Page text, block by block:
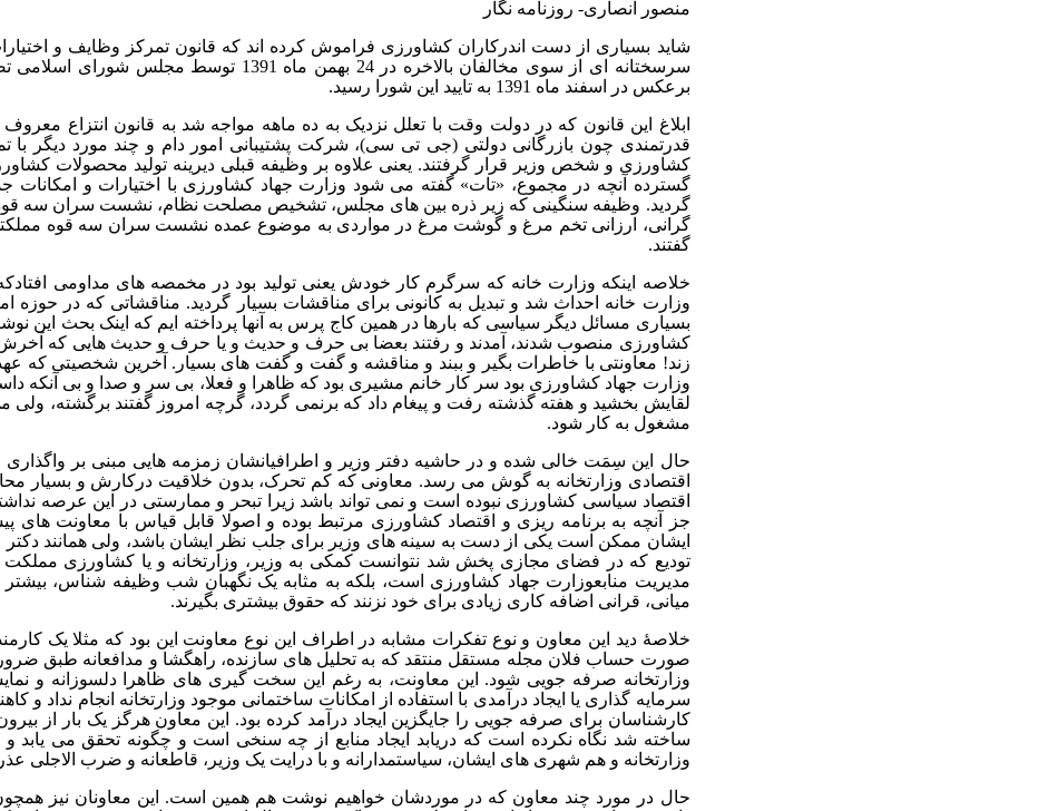
منصور انصاری- روزنامه نگار
شاید بسیاری از دست اندرکاران کشاورزی فراموش کرده اند که قانون تمرکز وظایف و
سرسختانه ای از سوی مخالفان بالاخره در 24
برعکس در اسفند ماه 1391 به تایید این شورا رسید.
ابلاغ این قانون که در دولت وقت با تعلل نزدیک به ده ماهه مواجه شد به قانون
قدرتمندی چون بازرگانی دولتی (جی تی سی)، شرکت پشتیبانی امور دام و چند مورد دیگر با
گسترده آنچه در مجموع، «تات» گفته می شود وزارت جهاد کشاورزی با اختیارات و
گردید. وظیفه سنگینی که زیر ذره بین های مجلس، تشخیص مصلحت نظام، نشست سران سه قوه
گرانی، ارزانی تخم مرغ و گوشت مرغ در مواردی به موضوع عمده نشست سران سه قوه
گفتند.
خلاصه اینکه وزارت خانه که سرگرم کار خودش یعنی تولید بود در مخمصه های مداومی
وزارت خانه احداث شد و تبدیل به کانونی برای مناقشات بسیار گردید. مناقشاتی که در حوزه
بسیاری مسائل دیگر سیاسی که بارها در همین کاج پرس به آنها پرداخته ایم که اینک بحث این
کشاورزی منصوب شدند، آمدند و رفتند بعضا بی حرف و حدیث و یا حرف و حدیث هایی که
زند! معاونتی با خاطرات بگیر و ببند و مناقشه و گفت و گفت های بسیار. آخرین شخصیتی که
وزارت جهاد کشاورزی بود سر کار خانم مشیری بود که ظاهرا و فعلا، بی سر و صدا و بی آنکه
لقایش بخشید و هفته گذشته رفت و پیغام داد که برنمی گردد، گرچه امروز گفتند برگشته، ولی
مشغول به کار شود.
حال این سِمَت خالی شده و در حاشیه دفتر وزیر و اطرافیانشان زمزمه هایی مبنی بر
اقتصادی وزارتخانه به گوش می رسد. معاونی که کم تحرک، بدون خلاقیت درکارش و بسیار
اقتصاد سیاسی کشاورزی نبوده است و نمی تواند باشد زیرا تبحر و ممارستی در این عرصه
جز آنچه به برنامه ریزی و اقتصاد کشاورزی مرتبط بوده و اصولا قابل قیاس با معاونت
ایشان ممکن است یکی از دست به سینه های وزیر برای جلب نظر ایشان باشد، ولی همانند
تودیع که در فضای مجازی پخش شد نتوانست کمکی به وزیر، وزارتخانه و یا کشاورزی مملکت
مدیریت منابعوزارت جهاد کشاورزی است، بلکه به مثابه یک نگهبان شب وظیفه شناس،
میانی، قرانی اضافه کاری زیادی برای خود نزنند که حقوق بیشتری بگیرند.
خلاصۀ دید این معاون و نوع تفکرات مشابه در اطراف این نوع معاونت این بود که مثلا یک
صورت حساب فلان مجله مستقل منتقد که به تحلیل های سازنده، راهگشا و مدافعانه طبق
وزارتخانه صرفه جویی شود. این معاونت، به رغم این سخت گیری های ظاهرا دلسوزانه
سرمایه گذاری یا ایجاد درآمدی با استفاده از امکانات ساختمانی موجود وزارتخانه انجام نداد
ساخته شد نگاه نکرده است که دریابد ایجاد منابع از چه سنخی است و چگونه تحقق می یابد
وزارتخانه و هم شهری های ایشان، سیاستمدارانه و با درایت یک وزیر، قاطعانه و ضرب الاجلی
حال در مورد چند معاون که در موردشان خواهیم نوشت هم همین است. این معاونان نیز